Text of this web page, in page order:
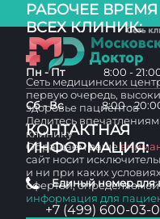
РАБОЧЕЕ ВРЕМЯ
ВСЕХ КЛИНИК:
Пн - Пт 8:00 -
Сб - Вс 8:00 -
КОНТАКТНАЯ
ИНФОРМАЦИЯ:
Единый номер для
+7 (499) 600-03-
Сеть медицинских
первую очередь,
здоровье пациентов
Делитесь
клинику
Обращаем ваше
сайт носит
и ни при каких
офертой,
информация для